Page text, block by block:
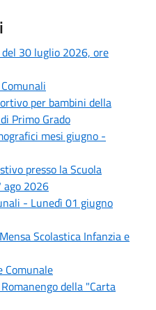
30 luglio 2026, ore
per bambini della
Primo Grado
mesi giugno -
presso la Scuola
ago 2026
- Lunedì 01 giugno
Scolastica Infanzia e
Comunale
della "Carta